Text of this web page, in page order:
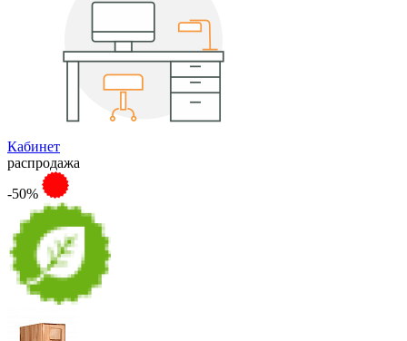
Кабинет
распродажа
-50%